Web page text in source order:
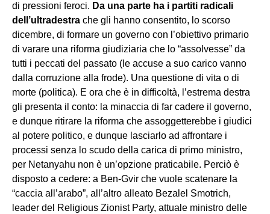
di pressioni feroci. Da una parte ha i partiti radicali
dell’ultradestra che gli hanno consentito, lo scorso
dicembre, di formare un governo con l’obiettivo primario
di varare una riforma giudiziaria che lo “assolvesse” da
tutti i peccati del passato (le accuse a suo carico vanno
dalla corruzione alla frode). Una questione di vita o di
morte (politica). E ora che è in difficoltà, l’estrema destra
gli presenta il conto: la minaccia di far cadere il governo,
e dunque ritirare la riforma che assoggetterebbe i giudici
al potere politico, e dunque lasciarlo ad affrontare i
processi senza lo scudo della carica di primo ministro,
per Netanyahu non è un’opzione praticabile. Perciò è
disposto a cedere: a Ben-Gvir che vuole scatenare la
“caccia all’arabo”, all’altro alleato Bezalel Smotrich,
leader del Religious Zionist Party, attuale ministro delle